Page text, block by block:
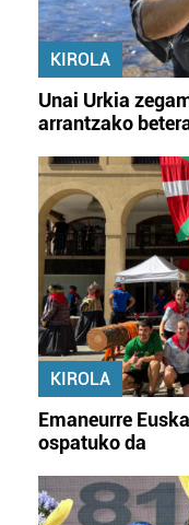
KIROLA
Unai Urkia
arrantzako
KIROLA
Emaneurre
ospatuko da